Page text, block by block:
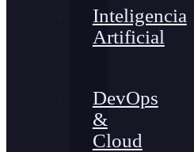
Inteligencia
Artificial
DevOps
&
Cloud